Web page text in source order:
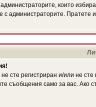
които
с администраторите.
сте регистриран и/или не
съобщения само за вас. Ако